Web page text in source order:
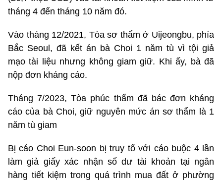
tháng 4 đến tháng 10 năm đó.
Vào tháng 12/2021, Tòa sơ thẩm ở Uijeongbu, phía
Bắc Seoul, đã kết án bà Choi 1 năm tù vì tội giả
mạo tài liệu nhưng không giam giữ. Khi ấy, bà đã
nộp đơn kháng cáo.
Tháng 7/2023, Tòa phúc thẩm đã bác đơn kháng
cáo của bà Choi, giữ nguyên mức án sơ thẩm là 1
năm tù giam
Bị cáo Choi Eun-soon bị truy tố với cáo buộc 4 lần
làm giả giấy xác nhận số dư tài khoản tại ngân
hàng tiết kiệm trong quá trình mua đất ở phường